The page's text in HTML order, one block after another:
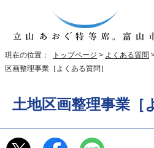
現在の位置： トップページ > よくある質問
区画整理事業［よくある質問］
土地区画整理事業［